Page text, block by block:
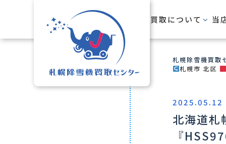
HOME 買取について 当
札幌除雪機買取
札幌市 北区
2025.05.12
北海道札
『